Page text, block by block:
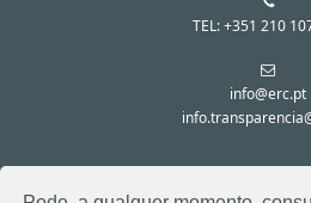
TEL: +351 210
info@erc.pt